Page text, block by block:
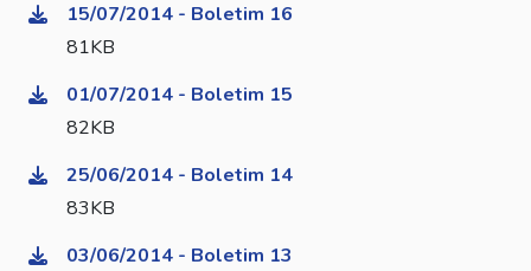
15/07/2014 - Boletim 16
81KB
01/07/2014 - Boletim 15
82KB
25/06/2014 - Boletim 14
83KB
03/06/2014 - Boletim 13